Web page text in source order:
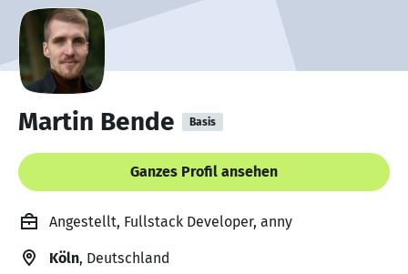
Martin Bende Basis
Ganzes Profil ansehen
Angestellt, Fullstack Developer, anny
Köln, Deutschland